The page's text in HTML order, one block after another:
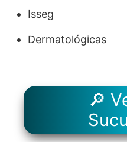
Isseg
Dermatológicas
🔎